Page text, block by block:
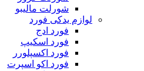
شورلت مالیبو
لوازم یدکی فورد
فورد ادج
فورد اسکیپ
فورد اکسپلورر
فورد اکو اسپرت